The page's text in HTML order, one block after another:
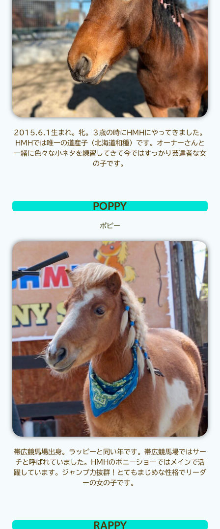
2015.6.1生まれ。牝。３歳の時にHMHにやってきました。
HMHでは唯一の道産子（北海道和種）です。オーナーさんと
一緒に色々な小ネタを練習してきて今ではすっかり芸達者な女
の子です。
POPPY
ポピー
帯広競馬場出身。ラッピーと同い年です。帯広競馬場ではサー
チと呼ばれていました。HMHのポニーショーではメインで活
躍しています。ジャンプ力抜群！とてもまじめな性格でリーダ
ーの女の子です。
RAPPY